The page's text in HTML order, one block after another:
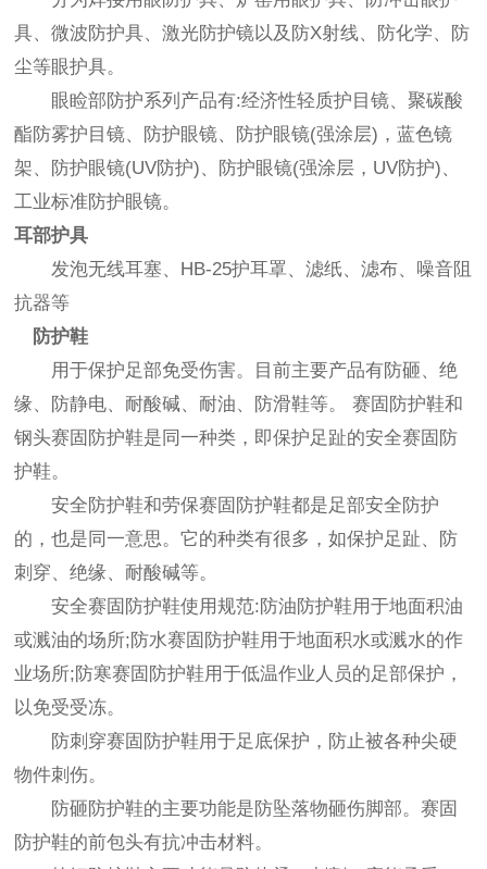
具、微波防护具、激光防护镜以及防X射线、防化学、防
尘等眼护具。
眼睑部防护系列产品有:经济性轻质护目镜、聚碳酸
酯防雾护目镜、防护眼镜、防护眼镜(强涂层)，蓝色镜
架、防护眼镜(UV防护)、防护眼镜(强涂层，UV防护)、
工业标准防护眼镜。
耳部护具
发泡无线耳塞、HB-25护耳罩、滤纸、滤布、噪音阻
抗器等
防护鞋
用于保护足部免受伤害。目前主要产品有防砸、绝
缘、防静电、耐酸碱、耐油、防滑鞋等。 赛固防护鞋和
钢头赛固防护鞋是同一种类，即保护足趾的安全赛固防
护鞋。
安全防护鞋和劳保赛固防护鞋都是足部安全防护
的，也是同一意思。它的种类有很多，如保护足趾、防
刺穿、绝缘、耐酸碱等。
安全赛固防护鞋使用规范:防油防护鞋用于地面积油
或溅油的场所;防水赛固防护鞋用于地面积水或溅水的作
业场所;防寒赛固防护鞋用于低温作业人员的足部保护，
以免受受冻。
防刺穿赛固防护鞋用于足底保护，防止被各种尖硬
物件刺伤。
防砸防护鞋的主要功能是防坠落物砸伤脚部。赛固
防护鞋的前包头有抗冲击材料。